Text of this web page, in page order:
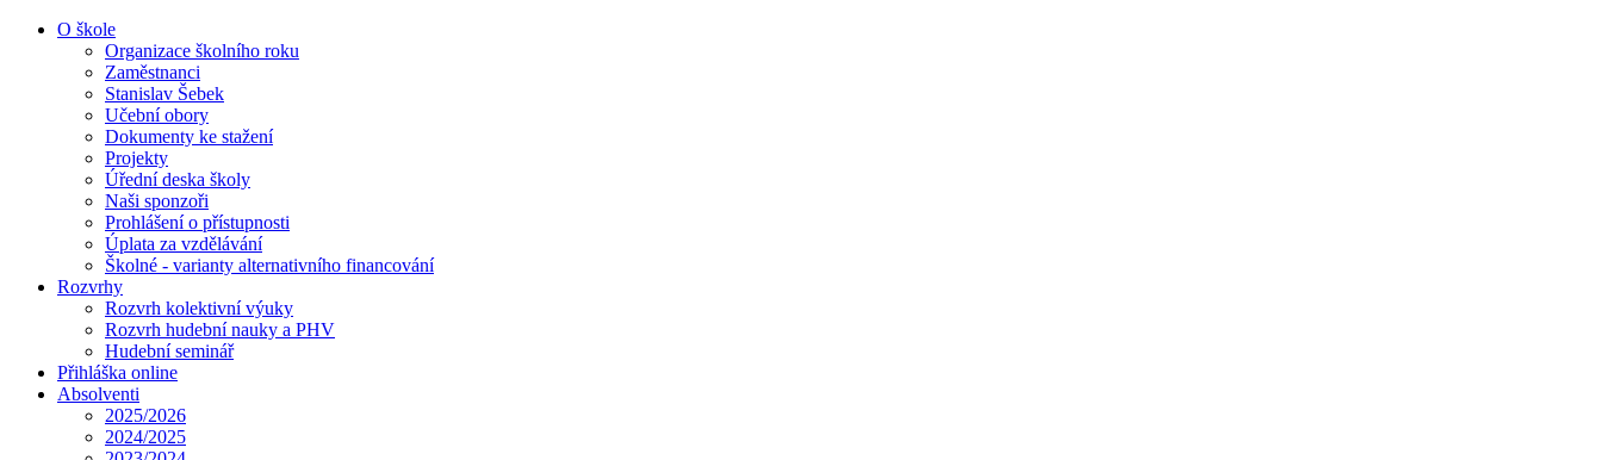
O škole
Organizace školního roku
Zaměstnanci
Stanislav Šebek
Učební obory
Dokumenty ke stažení
Projekty
Úřední deska školy
Naši sponzoři
Prohlášení o přístupnosti
Úplata za vzdělávání
Školné - varianty alternativního financování
Rozvrhy
Rozvrh kolektivní výuky
Rozvrh hudební nauky a PHV
Hudební seminář
Přihláška online
Absolventi
2025/2026
2024/2025